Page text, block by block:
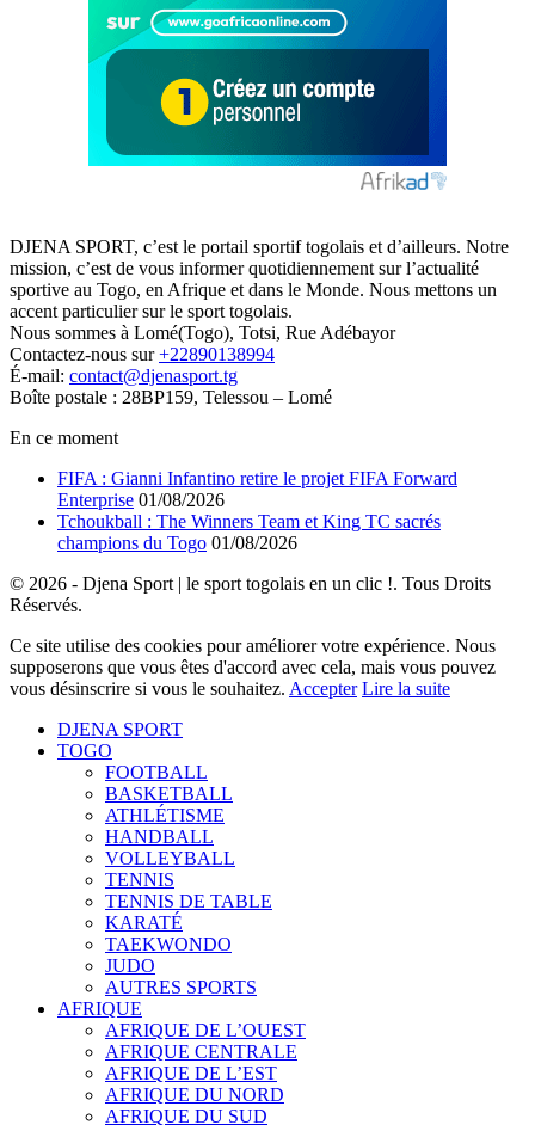
DJENA SPORT, c’est le portail sportif togolais et d’ailleurs. Notre
mission, c’est de vous informer quotidiennement sur l’actualité
sportive au Togo, en Afrique et dans le Monde. Nous mettons un
accent particulier sur le sport togolais.
Nous sommes à Lomé(Togo), Totsi, Rue Adébayor
Contactez-nous sur+22890138994
É-mail: contact@djenasport.tg
Boîte postale : 28BP159, Telessou – Lomé
En ce moment
FIFA : Gianni Infantino retire le projet FIFA Forward
Enterprise 01/08/2026
Tchoukball : The Winners Team et King TC sacrés
champions du Togo 01/08/2026
© 2026 - Djena Sport | le sport togolais en un clic !. Tous Droits
Réservés.
Ce site utilise des cookies pour améliorer votre expérience. Nous
supposerons que vous êtes d'accord avec cela, mais vous pouvez
vous désinscrire si vous le souhaitez. Accepter Lire la suite
DJENA SPORT
TOGO
FOOTBALL
BASKETBALL
ATHLÉTISME
HANDBALL
VOLLEYBALL
TENNIS
TENNIS DE TABLE
KARATÉ
TAEKWONDO
JUDO
AUTRES SPORTS
AFRIQUE
AFRIQUE DE L’OUEST
AFRIQUE CENTRALE
AFRIQUE DE L’EST
AFRIQUE DU NORD
AFRIQUE DU SUD